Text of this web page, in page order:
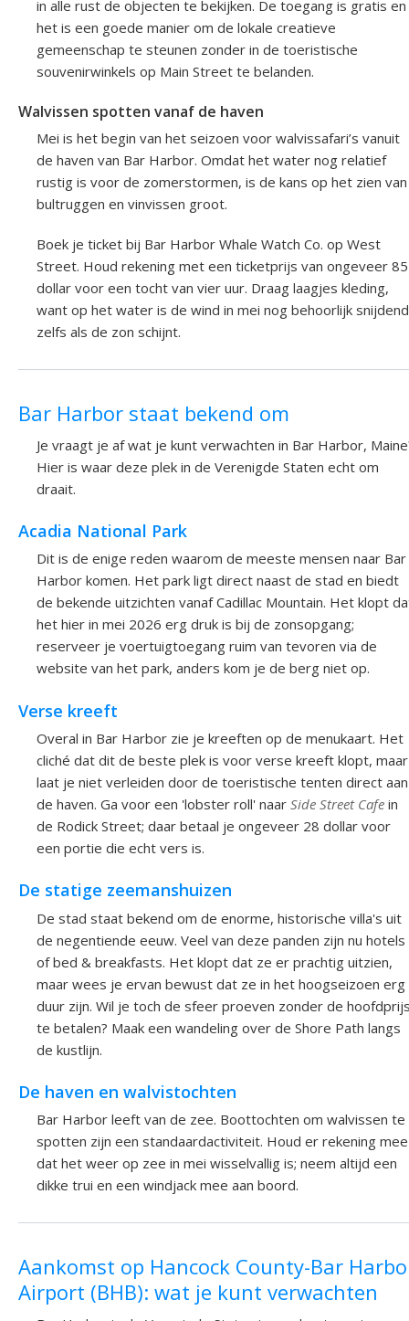
in alle rust de objecten te bekijken. De toegang is gratis en
het is een goede manier om de lokale creatieve
gemeenschap te steunen zonder in de toeristische
souvenirwinkels op Main Street te belanden.
Walvissen spotten vanaf de haven
Mei is het begin van het seizoen voor walvissafari’s vanuit
de haven van Bar Harbor. Omdat het water nog relatief
rustig is voor de zomerstormen, is de kans op het zien van
bultruggen en vinvissen groot.
Boek je ticket bij Bar Harbor Whale Watch Co. op West
Street. Houd rekening met een ticketprijs van ongeveer 85
dollar voor een tocht van vier uur. Draag laagjes kleding,
want op het water is de wind in mei nog behoorlijk
zelfs als de zon schijnt.
Bar Harbor staat bekend om
Je vraagt je af wat je kunt verwachten in Bar Harbor,
Hier is waar deze plek in de Verenigde Staten echt om
draait.
Acadia National Park
Dit is de enige reden waarom de meeste mensen naar Bar
Harbor komen. Het park ligt direct naast de stad en biedt
de bekende uitzichten vanaf Cadillac Mountain. Het klopt
het hier in mei 2026 erg druk is bij de zonsopgang;
reserveer je voertuigtoegang ruim van tevoren via de
website van het park, anders kom je de berg niet op.
Verse kreeft
Overal in Bar Harbor zie je kreeften op de menukaart. Het
cliché dat dit de beste plek is voor verse kreeft klopt, maar
laat je niet verleiden door de toeristische tenten direct aan
de haven. Ga voor een 'lobster roll' naar Side Street Cafe in
de Rodick Street; daar betaal je ongeveer 28 dollar voor
een portie die echt vers is.
De statige zeemanshuizen
De stad staat bekend om de enorme, historische villa's uit
de negentiende eeuw. Veel van deze panden zijn nu hotels
of bed & breakfasts. Het klopt dat ze er prachtig uitzien,
maar wees je ervan bewust dat ze in het hoogseizoen erg
duur zijn. Wil je toch de sfeer proeven zonder de
te betalen? Maak een wandeling over de Shore Path langs
de kustlijn.
De haven en walvistochten
Bar Harbor leeft van de zee. Boottochten om walvissen te
spotten zijn een standaardactiviteit. Houd er rekening mee
dat het weer op zee in mei wisselvallig is; neem altijd een
dikke trui en een windjack mee aan boord.
Aankomst op Hancock County-Bar
Airport (BHB): wat je kunt verwachten